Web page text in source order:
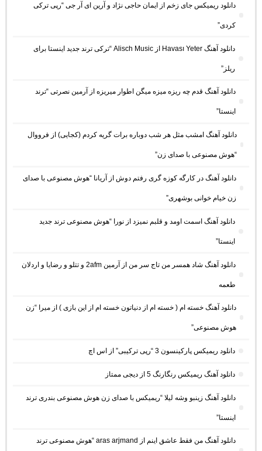
دانلود ریمیکس جای زخم از ایمان حاجی نژاد و آرین ای آر جی “رپی ترکی
کردی”
دانلود آهنگ Havası Yeter از Alisch Music “ترکی ترند جدید اینستا برای
ریلز”
دانلود آهنگ ﻗﺪم ﭼﻪ رﻳﺰه ﻣﻴﺰه ﻣﻴﮕﻦ اﻃﻮار ﻣﻴﺮﻳﺰه از آرمین نصرتی “ترند
اینستا”
دانلود آهنگ امشب مثل هر شب دوباره برات گریه کردم (کجایی) از فرووال
“هوش مصنوعی با صدای زن”
دانلود آهنگ در کارگه کوزه گری رفتم دوش از آریانا “هوش مصنوعی با صدای
زن خیام خوانی بوشهری”
دانلود آهنگ اسمت اومد و قلبم نمیزد از نورا “هوش مصنوعی ترند جدید
اینستا”
دانلود آهنگ شاد همسر من تاج سر من از آرمین 2afm و تتلو و رضایا و اردلان
طعمه
دانلود آهنگ خسته ام ( خسته ام از دنیاتون خسته ام از این بازی ) از میرا “زن
هوش مصنوعی”
دانلود ریمیکس پارکینسون 3 “رپی ترکیبی” از اس اچ
دانلود آهنگ ریمیکس رنگارنگ 5 از دیجی ممتاز
دانلود آهنگ زینبو وشه لیلا “ریمیکس با صدای زن هوش مصنوعی بندری ترند
اینستا”
دانلود آهنگ من فقط عاشق اینم از aras arjmand “هوش مصنوعی ترند